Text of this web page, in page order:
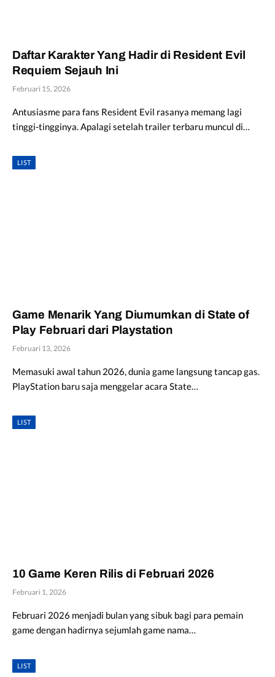
Daftar Karakter Yang Hadir di Resident Evil
Requiem Sejauh Ini
Februari 15, 2026
Antusiasme para fans Resident Evil rasanya memang lagi
tinggi-tingginya. Apalagi setelah trailer terbaru muncul di…
LIST
Game Menarik Yang Diumumkan di State of
Play Februari dari Playstation
Februari 13, 2026
Memasuki awal tahun 2026, dunia game langsung tancap gas.
PlayStation baru saja menggelar acara State…
LIST
10 Game Keren Rilis di Februari 2026
Februari 1, 2026
Februari 2026 menjadi bulan yang sibuk bagi para pemain
game dengan hadirnya sejumlah game nama…
LIST